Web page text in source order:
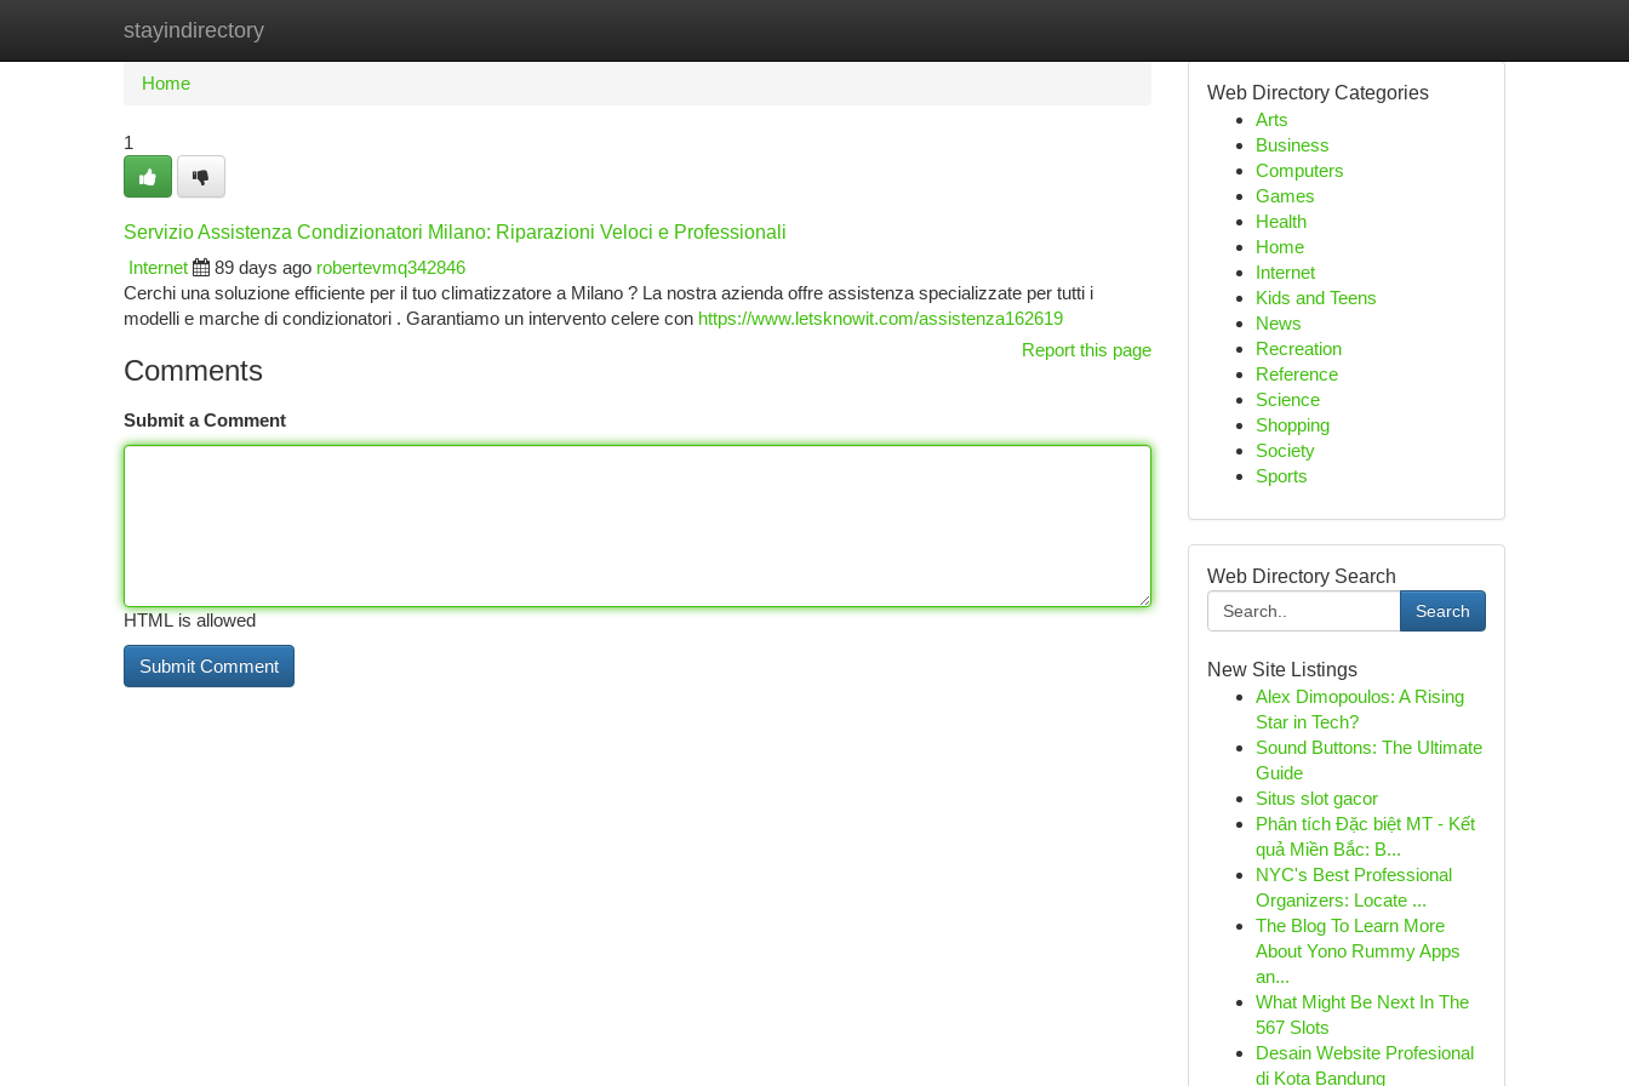
stayindirectory
Home New Site Listings
Home
1
Servizio Assistenza Condizionatori Milano: Riparazioni Veloci e Professionali
Internet
89 days ago robertevmq342846
Cerchi una soluzione efficiente per il tuo climatizzatore a Milano ? La nostra azienda offre assistenza specializzate per tutti i
modelli e marche di condizionatori . Garantiamo un intervento celere con https://www.letsknowit.com/assistenza162619
Report this page
Comments
Submit a Comment
HTML is allowed
Web Directory Categories
Arts
Business
Computers
Games
Health
Home
Internet
Kids and Teens
News
Recreation
Reference
Science
Shopping
Society
Sports
Web Directory Search
Search
New Site Listings
Alex Dimopoulos: A Rising
Star in Tech?
Sound Buttons: The Ultimate
Guide
Situs slot gacor
Phân tích Đặc biệt MT - Kết
quả Miền Bắc: B...
NYC's Best Professional
Organizers: Locate ...
The Blog To Learn More
About Yono Rummy Apps
an...
What Might Be Next In The
567 Slots
Desain Website Profesional
di Kota Bandung